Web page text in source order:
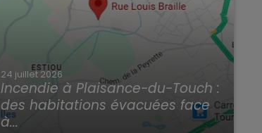
24 juillet 2026
Incendie à Plaisance-du-Touch :
des habitations évacuées face
à...